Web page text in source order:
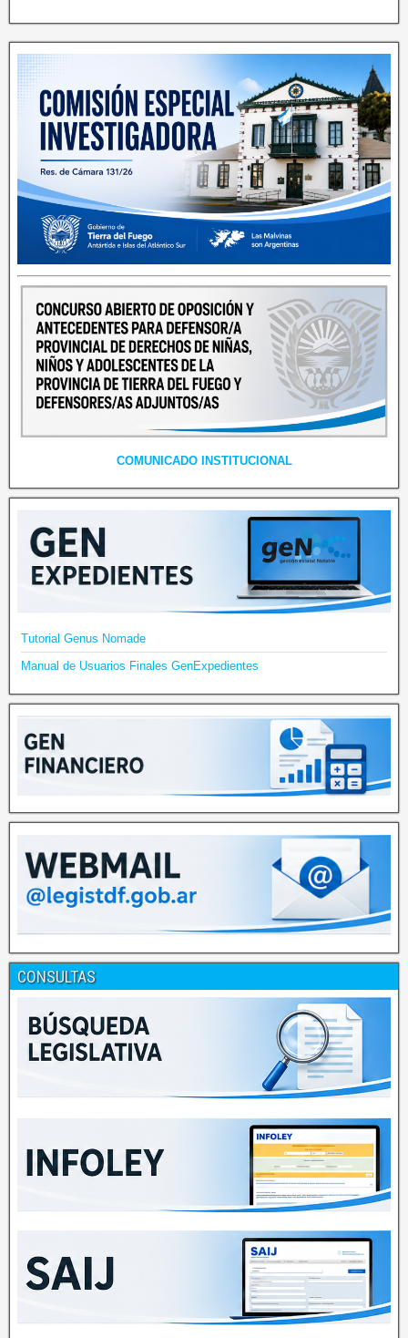
COMUNICADO INSTITUCIONAL
Tutorial Genus Nomade
Manual de Usuarios Finales GenExpedientes
CONSULTAS